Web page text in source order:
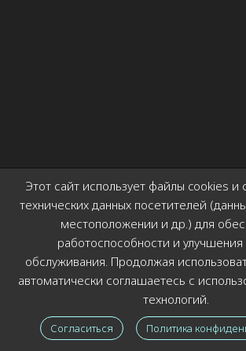
Этот сайт использует файлы cookies и
технических данных посетителей
местоположении и др.) для
работоспособности и улучшения
обслуживания. Продолжая
автоматически соглашаетесь с
технологий.
Согласиться Политика